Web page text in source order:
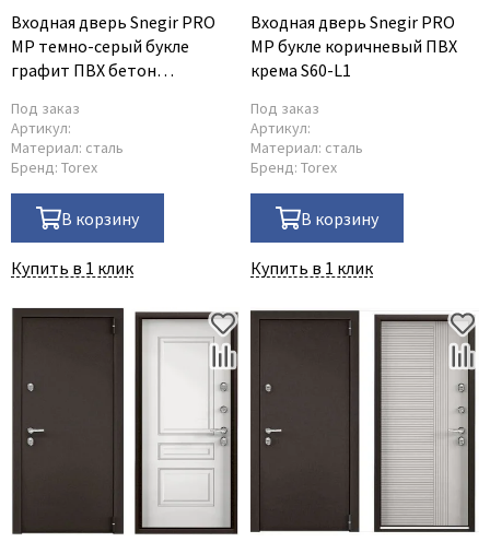
Adden Bau
AGB
Aldeghi Luigi
Alvero
Archie
Armadillo
Aurum Doors
Bravo
Bussare
Comaglio
Входная дверь Snegir PRO
MP темно-серый букле
графит ПВХ бетон
Под заказ
Артикул:
Материал: сталь
Бренд: Torex
В корзину
Купить в 1 клик
Входная дверь Snegir PRO
MP букле коричневый ПВХ
крема S60-L1
Под заказ
Артикул:
Материал: сталь
Бренд: Torex
В корзину
Купить в 1 клик